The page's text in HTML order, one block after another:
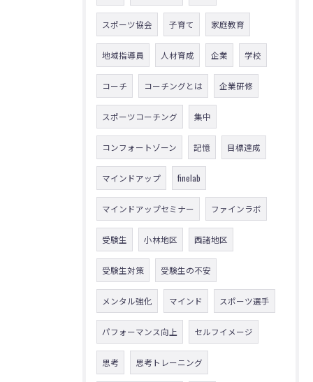
スポーツ協会 子育て 家庭教育
地域指導員 人材育成 企業 学校
コーチ コーチングとは 企業研修
スポーツコーチング 集中
コンフォートゾーン 記憶 目標達成
マインドアップ finelab
マインドアップセミナー ファインラボ
受験生 小林地区 西諸地区
受験生対策 受験生の不安
メンタル強化 マインド スポーツ選手
パフォーマンス向上 セルフイメージ
思考 思考トレーニング